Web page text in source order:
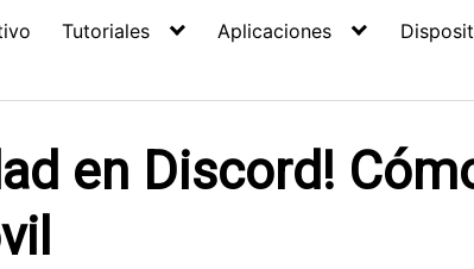
Tutoriales Aplicaciones
en Discord!